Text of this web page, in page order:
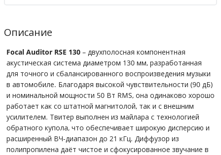
Описание
Focal Auditor RSE 130 – двухполосная компонентная
акустическая система диаметром 130 мм, разработанная
для точного и сбалансированного воспроизведения музыки
в автомобиле. Благодаря высокой чувствительности (90 дБ)
и номинальной мощности 50 Вт RMS, она одинаково хорошо
работает как со штатной магнитолой, так и с внешним
усилителем. Твитер выполнен из майлара с технологией
обратного купола, что обеспечивает широкую дисперсию и
расширенный ВЧ-диапазон до 21 кГц. Диффузор из
полипропилена даёт чистое и сфокусированное звучание в